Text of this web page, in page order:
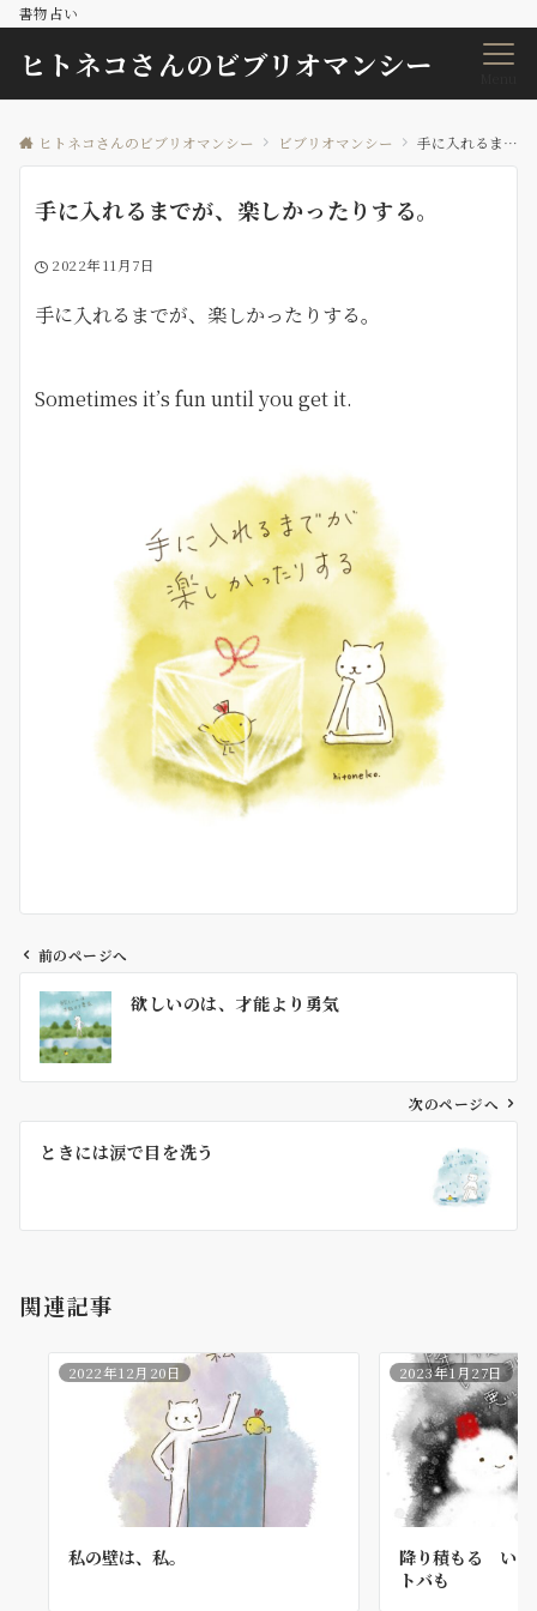
書物占い
ヒトネコさんのビブリオマンシー
ヒトネコさんのビブリオマンシー ビブリオマンシー 手に入れるまでが、楽しかったりする。
手に入れるまでが、楽しかったりする。
2022年11月7日
手に入れるまでが、楽しかったりする。
Sometimes it’s fun until you get it.
ビ
ン
前のページへ
欲しいのは、才能より勇気
次のページへ
ときには涙で目を洗う
関連記事
2022年12月20日
私の壁は、私。
2023年1月27日
降り積もる い
トバも